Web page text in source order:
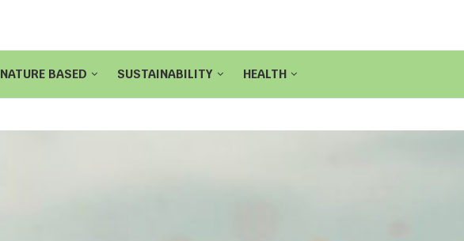
NATURE BASED SUSTAINABILITY HEALTH